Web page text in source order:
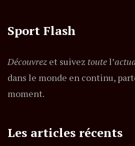
Sport Flash
Découvrez et suivez toutel’
dans le monde en continu,
moment.
Les articles récents